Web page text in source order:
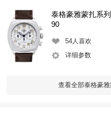
泰格豪雅蒙扎系
90
54人喜欢
详细参数
查看全部泰格豪雅